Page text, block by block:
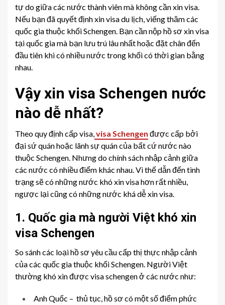
tự do giữa các nước thành viên mà không cần xin visa.
Nếu bạn đã quyết định xin visa du lịch, viếng thăm các
quốc gia thuộc khối Schengen. Bạn cần nộp hồ sơ xin visa
tại quốc gia mà bạn lưu trú lâu nhất hoặc đặt chân đến
đầu tiên khi có nhiều nước trong khối có thời gian bằng
nhau.
Vậy xin visa Schengen nước
nào dễ nhất?
Theo quy định cấp visa,visa Schengen được cấp bởi
đại sứ quán hoặc lãnh sự quán của bất cứ nước nào
thuộc Schengen. Nhưng do chính sách nhập cảnh giữa
các nước có nhiều điểm khác nhau. Vì thế dẫn đến tình
trạng sẽ có những nước khó xin visa hơn rất nhiều,
ngược lại cũng có những nước khá dễ xin visa.
1. Quốc gia mà người Việt khó xin
visa Schengen
So sánh các loại hồ sơ yêu cầu cấp thị thực nhập cảnh
của các quốc gia thuộc khối Schengen. Người Việt
thường khó xin được visa schengen ở các nước như:
Anh Quốc – thủ tục, hồ sơ có một số điểm phức